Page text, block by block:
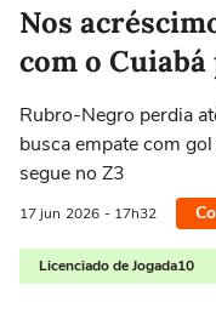
Selecione o time para
Nos
com o Cuiabá
Rubro-Negro perdia
busca empate com
segue no Z3
17 jun 2026 - 17h32
Licenciado de Jogada10